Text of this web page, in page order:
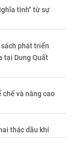
tình" từ sự
phát triển
tại Dung Quất
chế và nâng cao
thác dầu khí